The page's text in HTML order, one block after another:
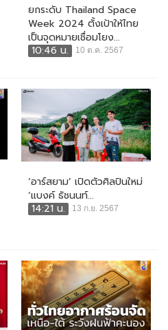
ยกระดับ Thailand Space
Week 2024 ตั้งเป้าให้ไทย
เป็นจุดหมายเชื่อมโยง...
10:46 น.
10 ต.ค. 2567
‘อาร์สยาม’ เปิดตัวศิลปินใหม่
‘แบงค์ ธัชนนท์...
14:21 น.
13 ก.ย. 2567